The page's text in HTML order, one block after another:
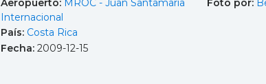
Aeropuerto: MROC - Juan Santamaría
Internacional
País: Costa Rica
Fecha: 2009-12-15
Foto por: